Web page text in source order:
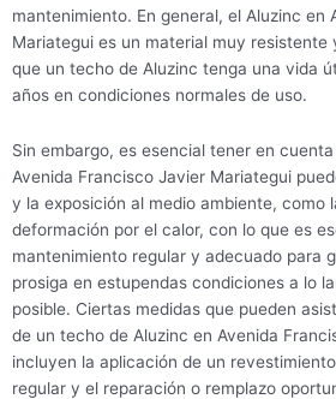
mantenimiento. En general, el Aluzinc en
Mariategui es un material muy resistente
que un techo de Aluzinc tenga una vida
años en condiciones normales de uso.
Sin embargo, es esencial tener en
Avenida Francisco Javier Mariategui
y la exposición al medio ambiente, como
deformación por el calor, con lo que es
mantenimiento regular y adecuado para
prosiga en estupendas condiciones a lo
posible. Ciertas medidas que pueden
de un techo de Aluzinc en Avenida
incluyen la aplicación de un
regular y el reparación o remplazo